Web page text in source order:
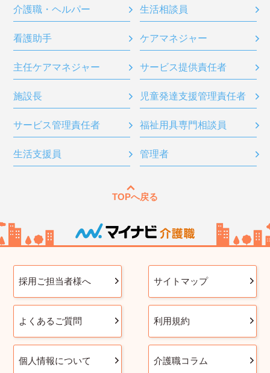
介護職・ヘルパー 生活相談員
看護助手 ケアマネジャー
主任ケアマネジャー サービス提供責任者
施設長 児童発達支援管理責任者
サービス管理責任者 福祉用具専門相談員
生活支援員 管理者
TOPへ戻る
採用ご担当者様へ サイトマップ
よくあるご質問 利用規約
個人情報について 介護職コラム